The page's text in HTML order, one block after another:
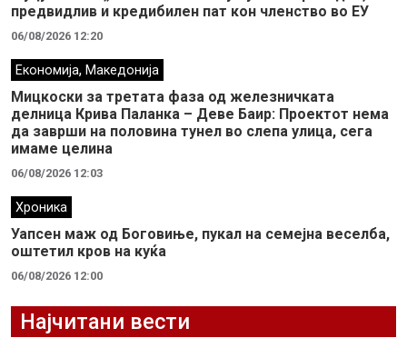
предвидлив и кредибилен пат кон членство во ЕУ
06/08/2026 12:20
Економија, Македонија
Мицкоски за третата фаза од железничката
делница Крива Паланка – Деве Баир: Проектот нема
да заврши на половина тунел во слепа улица, сега
имаме целина
06/08/2026 12:03
Хроника
Уапсен маж од Боговиње, пукал на семејна веселба,
оштетил кров на куќа
06/08/2026 12:00
Најчитани вести